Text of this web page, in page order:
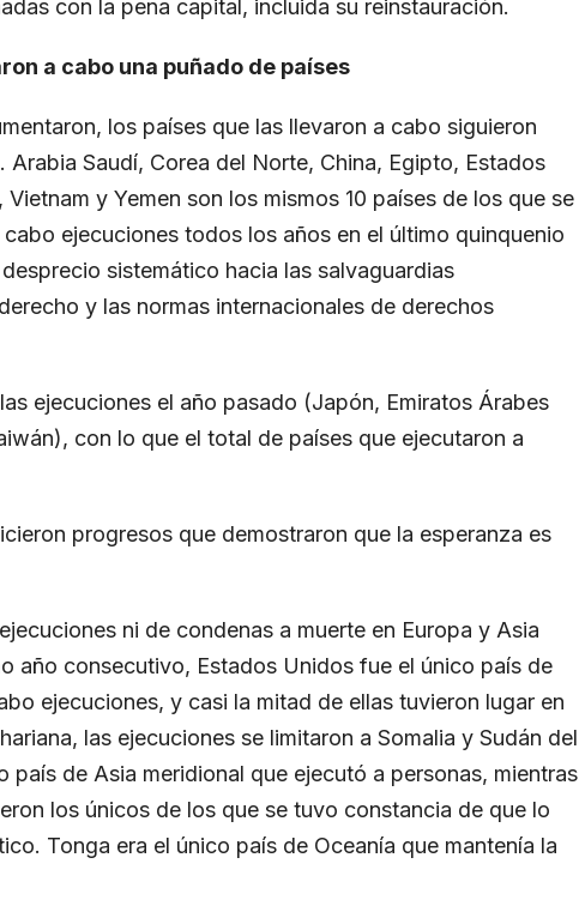
con la pena capital, incluida su reinstauración.
a cabo una puñado de países
los países que las llevaron a cabo siguieron
Arabia Saudí, Corea del Norte, China, Egipto, Estados
y Yemen son los mismos 10 países de los que se
ejecuciones todos los años en el último quinquenio
sistemático hacia las salvaguardias
y las normas internacionales de derechos
ejecuciones el año pasado (Japón, Emiratos Árabes
con lo que el total de países que ejecutaron a
progresos que demostraron que la esperanza es
ni de condenas a muerte en Europa y Asia
año consecutivo, Estados Unidos fue el único país de
ejecuciones, y casi la mitad de ellas tuvieron lugar en
las ejecuciones se limitaron a Somalia y Sudán del
país de Asia meridional que ejecutó a personas, mientras
los únicos de los que se tuvo constancia de que lo
Tonga era el único país de Oceanía que mantenía la